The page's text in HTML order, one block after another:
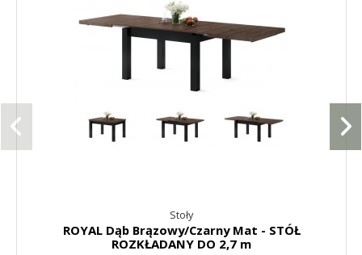
Stoły
ROYAL Dąb Brązowy/Czarny Mat - STÓŁ
ROZKŁADANY DO 2,7 m